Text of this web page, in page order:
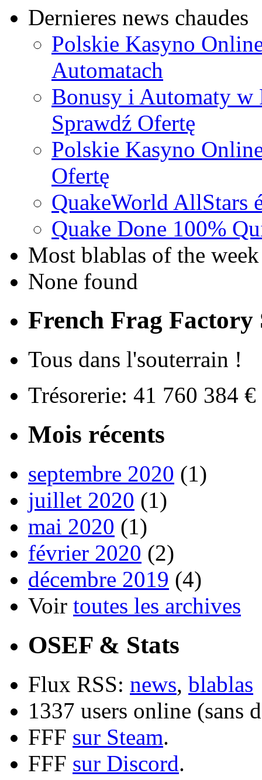
Dernieres news chaudes
Polskie Kasyno
Automatach
Bonusy i Automaty w
Sprawdź Ofertę
Polskie Kasyno
Ofertę
QuakeWorld AllStars
Quake Done 100%
Most blablas of the week
None found
French Frag Factory
Tous dans l'souterrain !
Trésorerie: 41 760 384
Mois récents
septembre 2020 (1)
juillet 2020 (1)
mai 2020 (1)
février 2020 (2)
décembre 2019 (4)
Voir toutes les archives
OSEF & Stats
Flux RSS: news, blablas
1337 users online (sans
FFF sur Steam.
FFF sur Discord.